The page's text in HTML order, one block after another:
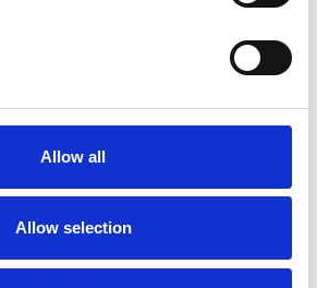
Allow all
Allow selection
HT
Échafaudage roulant
75x305 hauteur travail 8,2
m
€2.449,00 €2.889,00 HT